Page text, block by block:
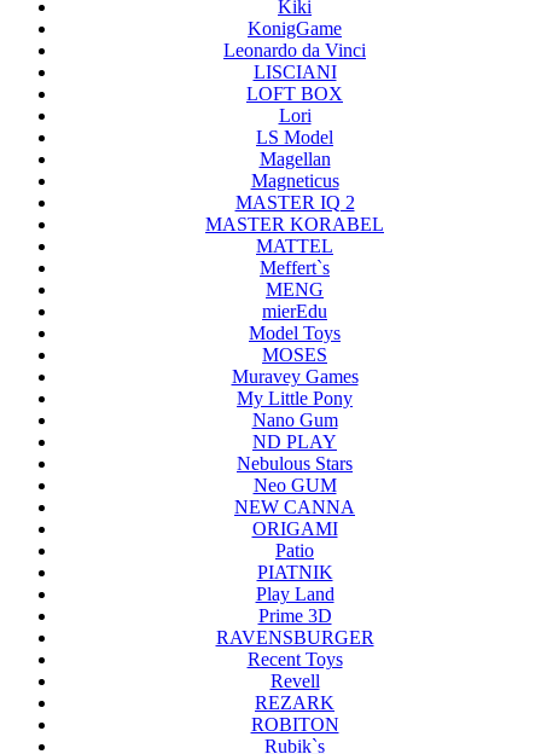
Kiki
KonigGame
Leonardo da Vinci
LISCIANI
LOFT BOX
Lori
LS Model
Magellan
Magneticus
MASTER IQ 2
MASTER KORABEL
MATTEL
Meffert`s
MENG
mierEdu
Model Toys
MOSES
Muravey Games
My Little Pony
Nano Gum
ND PLAY
Nebulous Stars
Neo GUM
NEW CANNA
ORIGAMI
Patio
PIATNIK
Play Land
Prime 3D
RAVENSBURGER
Recent Toys
Revell
REZARK
ROBITON
Rubik`s